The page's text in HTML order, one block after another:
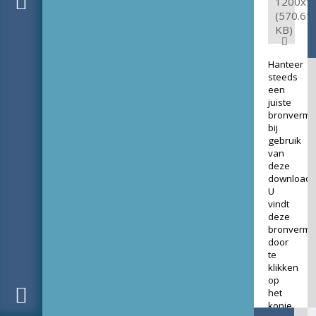
(570.61
KB)
Hanteer
steeds
een
juiste
bij
gebruik
van
deze
download.
U
vindt
deze
door
te
klikken
op
het
kopje